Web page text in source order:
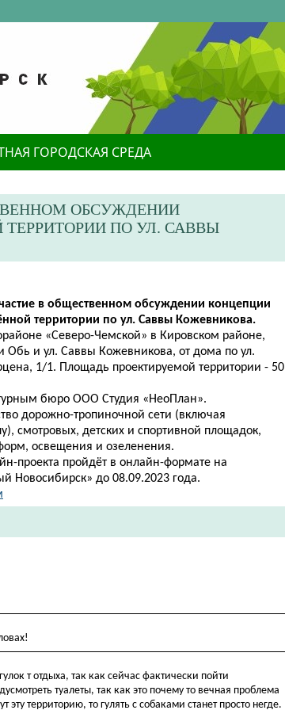
ГОРОДСКАЯ СРЕДА
ОБСУЖДЕНИИ
ПО УЛ. САВВЫ
в общественном обсуждении концепции
территории по ул. Саввы Кожевникова.
«Северо-Чемской» в Кировском районе,
Обь и ул. Саввы Кожевникова, от дома по ул.
1/1. Площадь проектируемой территории - 50
бюро ООО Студия «НеоПлан».
дорожно-тропиночной сети (включая
смотровых, детских и спортивной площадок,
освещения и озеленения.
проекта пройдёт в онлайн-формате на
Новосибирск» до 08.09.2023 года.
т отдыха, так как сейчас фактически пойти
туалеты, так как это почему то вечная проблема
территорию, то гулять с собаками станет просто негде.